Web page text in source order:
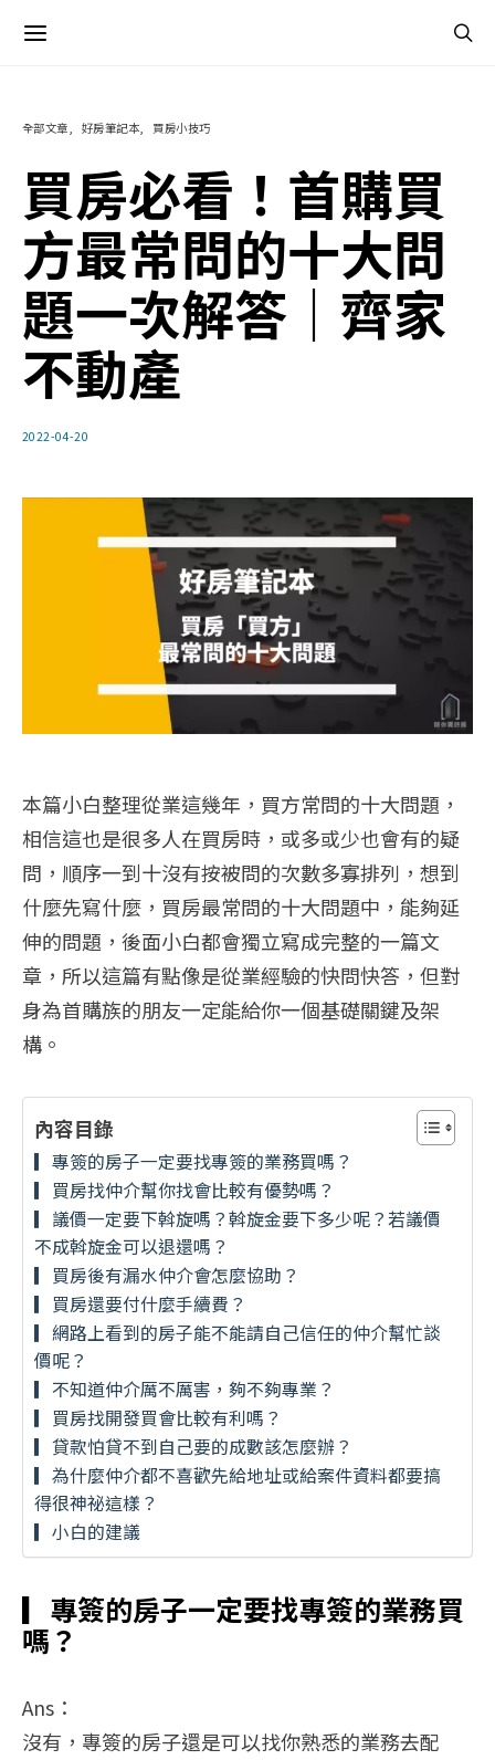
全部文章 好房筆記本 買房小技巧
買房必看！首購買
方最常問的十大問
題一次解答｜齊家
不動產
2022-04-20
本篇小白整理從業這幾年，買方常問的十大問題，
相信這也是很多人在買房時，或多或少也會有的疑
問，順序一到十沒有按被問的次數多寡排列，想到
什麼先寫什麼，買房最常問的十大問題中，能夠延
伸的問題，後面小白都會獨立寫成完整的一篇文
章，所以這篇有點像是從業經驗的快問快答，但對
身為首購族的朋友一定能給你一個基礎關鍵及架
構。
內容目錄
▎專簽的房子一定要找專簽的業務買嗎？
▎買房找仲介幫你找會比較有優勢嗎？
▎議價一定要下斡旋嗎？斡旋金要下多少呢？若議價
不成斡旋金可以退還嗎？
▎買房後有漏水仲介會怎麼協助？
▎買房還要付什麼手續費？
▎網路上看到的房子能不能請自己信任的仲介幫忙談
價呢？
▎不知道仲介厲不厲害，夠不夠專業？
▎買房找開發買會比較有利嗎？
▎貸款怕貸不到自己要的成數該怎麼辦？
▎為什麼仲介都不喜歡先給地址或給案件資料都要搞
得很神祕這樣？
▎小白的建議
▎專簽的房子一定要找專簽的業務買
嗎？
Ans：
沒有，專簽的房子還是可以找你熟悉的業務去配